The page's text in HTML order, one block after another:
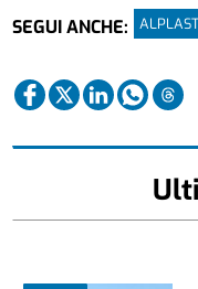
SEGUI ANCHE:
ALPLAST